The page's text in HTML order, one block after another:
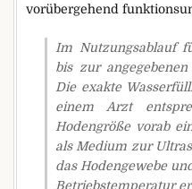
vorübergehend
Im Nutzungsablauf
bis zur
Die exakte
einem Arzt
Hodengröße vorab
als Medium zur
das Hodengewebe
Betriebstemperatur